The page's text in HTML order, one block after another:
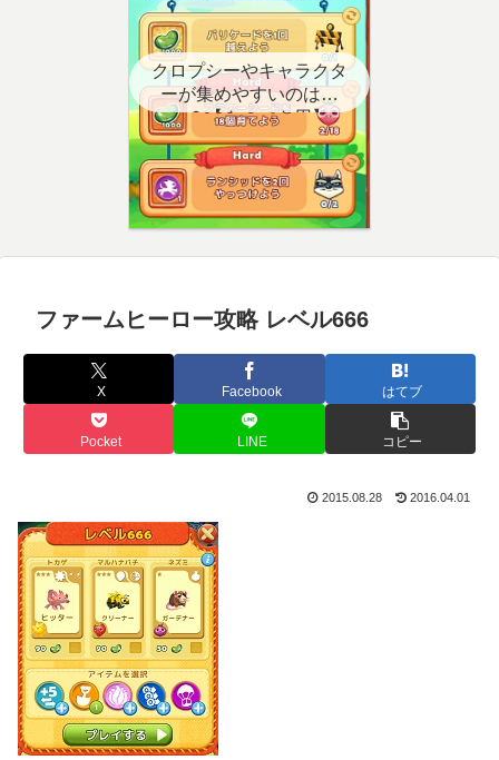
クロプシーやキャラクタ
ーが集めやすいのはど
こ？【クエスト用】
ファームヒーロー攻略 レベル666
X Facebook はてブ
Pocket LINE コピー
2015.08.28 2016.04.01